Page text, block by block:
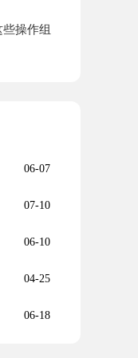
操作组
06-07
07-10
06-10
04-25
06-18